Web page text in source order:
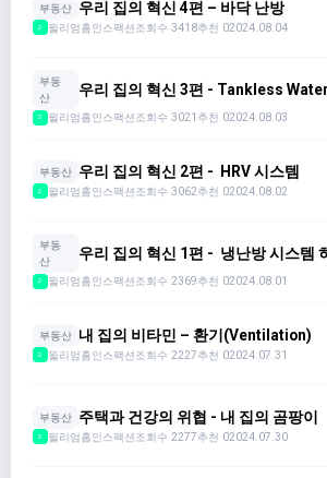
부동산 우리 집의 혁신 4편 – 바닥 난방
2 윌리엄홈인스팩션조회수 3418추천 02024.08.04
부동
산
우리 집의 혁신 3편 - Tankless Water
2 윌리엄홈인스팩션조회수 3021 추천 02024.08.03
부동산 우리 집의 혁신 2편 - HRV 시스템
2 윌리엄홈인스팩션조회수 3062추천 02024.08.02
부동
산
우리 집의 혁신 1편 - 냉난방 시스템
2 윌리엄홈인스팩션조회수 2369추천 02024.08.01
부동산 내 집의 비타민 – 환기(Ventilation)
2 윌리엄홈인스팩션조회수 2227추천 02024.07.31
부동산 주택과 건강의 위협 - 내 집의 곰팡이
2 윌리엄홈인스팩션조회수 2277추천 02024.07.30